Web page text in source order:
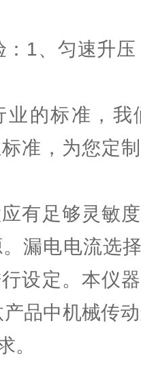
匀速升压
业的标准，我
准，为您定
有足够灵敏
漏电电流选
设定。本仪
品中机械传
。